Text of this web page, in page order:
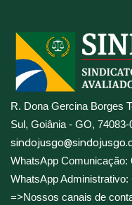
R. Dona Gercina Borges
Sul, Goiânia - GO, 74083-
WhatsApp Comunicação:
WhatsApp Administrativo:
=>Nossos canais de